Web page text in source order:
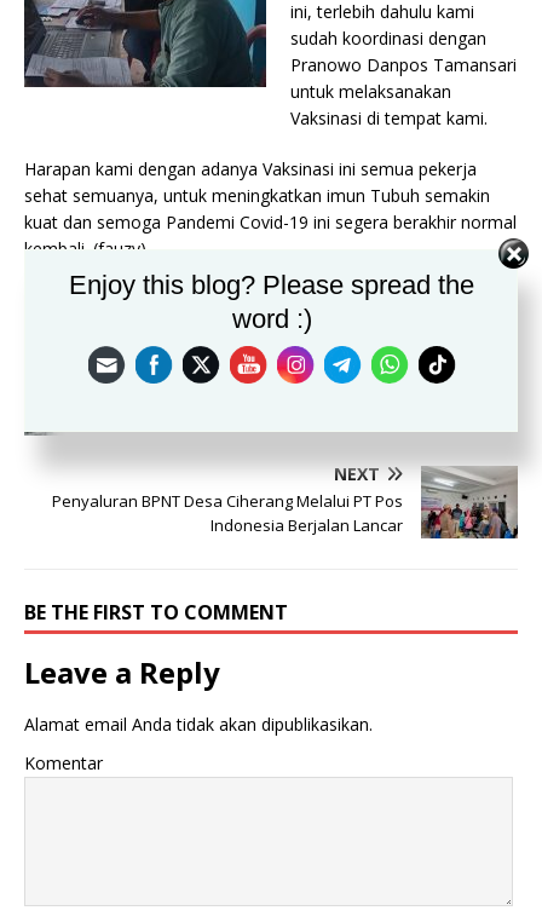
ini, terlebih dahulu kami
sudah koordinasi dengan
Pranowo Danpos Tamansari
untuk melaksanakan
Vaksinasi di tempat kami.
Harapan kami dengan adanya Vaksinasi ini semua pekerja
sehat semuanya, untuk meningkatkan imun Tubuh semakin
kuat dan semoga Pandemi Covid-19 ini segera berakhir normal
kembali. (fauzy)
PREVIOUS
NEXT
Penyaluran BPNT Desa Ciherang Melalui PT Pos
Indonesia Berjalan Lancar
BE THE FIRST TO COMMENT
Leave a Reply
Alamat email Anda tidak akan dipublikasikan.
Komentar
Enjoy this blog? Please spread the
word :)